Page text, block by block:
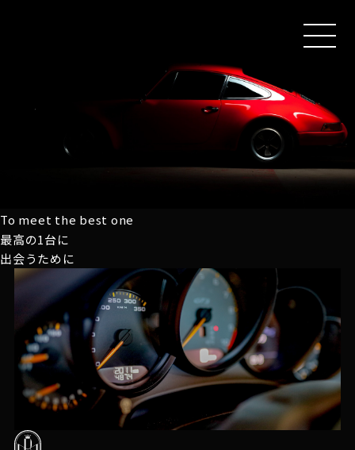
MEN
To meet the best one
最高の1台に
出会うために